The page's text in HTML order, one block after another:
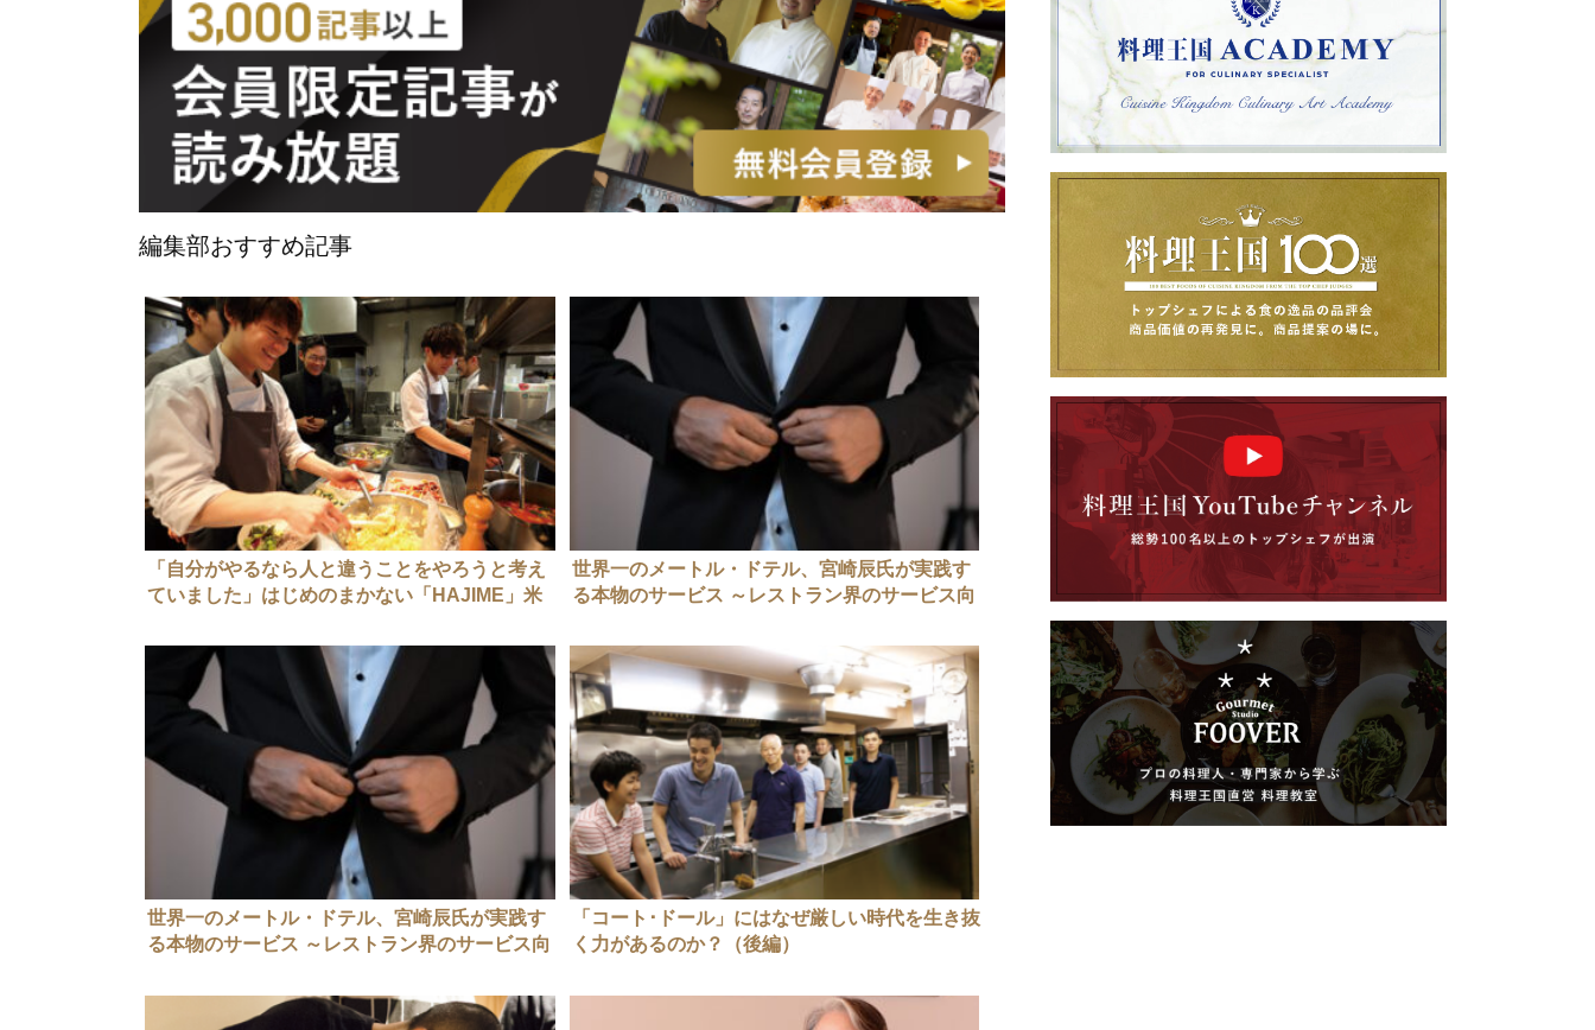
編集部おすすめ記事
「自分がやるなら人と違うことをやろうと考え
ていました」はじめのまかない「HAJIME」米
世界一のメートル・ドテル、宮崎辰氏が実践す
る本物のサービス ～レストラン界のサービス向
世界一のメートル・ドテル、宮崎辰氏が実践す
る本物のサービス ～レストラン界のサービス向
「コート･ドール」にはなぜ厳しい時代を生き抜
く力があるのか？（後編）